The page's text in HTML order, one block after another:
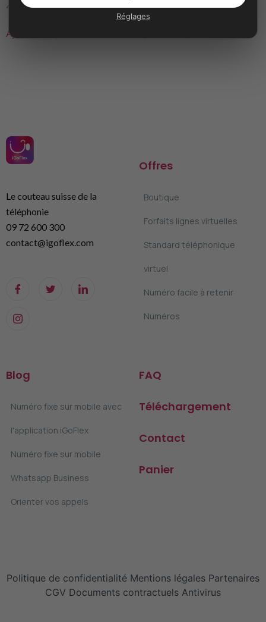
4,99€
Ajouter au panier
4,99€
Le couteau suisse de la
téléphonie
09 72 600 300
contact@igoflex.com
Offres
Boutique
Forfaits lignes virtuelles
Standard téléphonique
virtuel
Numéro facile à retenir
Numéros
Blog
Numéro fixe sur mobile avec
l'application iGoFlex
Numéro fixe sur mobile
Whatsapp Business
Orienter vos appels
FAQ
Téléchargement
Contact
Panier
Politique de confidentialité Mentions légales Partenaires
CGV Documents contractuels Antivirus
Réglages